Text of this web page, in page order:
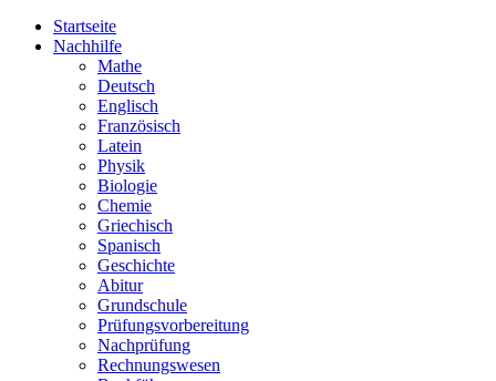
Startseite
Nachhilfe
Mathe
Deutsch
Englisch
Französisch
Latein
Physik
Biologie
Chemie
Griechisch
Spanisch
Geschichte
Abitur
Grundschule
Prüfungsvorbereitung
Nachprüfung
Rechnungswesen